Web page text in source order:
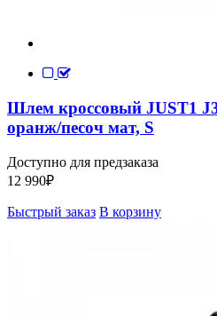
Шлем кроссовый JUST1
оранж/песоч мат, S
Доступно для предзаказа
12 990₽
Быстрый заказ В корзину